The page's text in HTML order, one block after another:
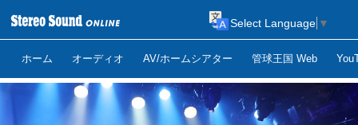
ホーム オーディオ AV/ホームシアター 管球王国 Web
Select Language ▼